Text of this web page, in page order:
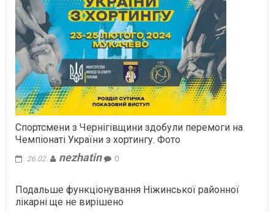
Спортсмени з Чернігівщини здобули перемоги на
Чемпіонаті України з хортингу. Фото
26.02. nezhatin 0
Подальше функціонування Ніжинської районної
лікарні ще не вирішено